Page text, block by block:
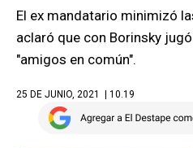
El ex mandatario minimizó
aclaró que con Borinsky
"amigos en común".
25 DE JUNIO, 2021 | 10.19